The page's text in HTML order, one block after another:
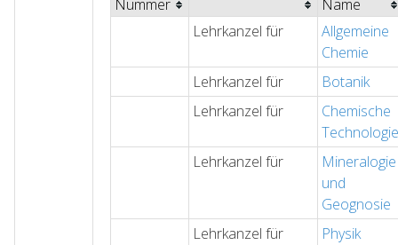
Nummer
Name
Lehrkanzel für
Allgemeine
Chemie
Lehrkanzel für
Botanik
Lehrkanzel für
Chemische
Technologie
Lehrkanzel für
Mineralogie
und
Geognosie
Lehrkanzel für
Physik